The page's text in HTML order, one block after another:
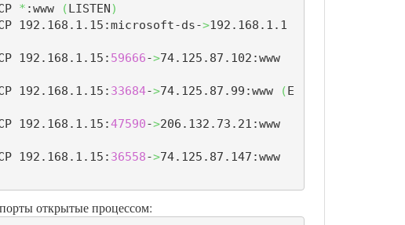
* :www (LISTEN)
192.168.1.15:microsoft-ds-
>192.168.1.1
192.168.1.15:
59666->
74.125.87.102:www
192.168.1.15:
33684->74.125.87.99:www (E
192.168.1.15:
47590->
206.132.73.21:www
192.168.1.15:
36558->
74.125.87.147:www
открытые процессом: